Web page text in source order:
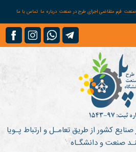
صنعت فرم متقاضی اجرای طرح در صنعت درباره ما تماس با ما
کشور از طریق تعامـل و ارتباط پـویا
صنعت و دانشگـاه